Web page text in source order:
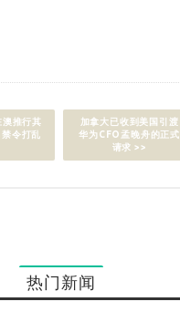
推行其
令打乱
加拿大已收到美国引渡
华为CFO孟晚舟的正式
请求 >>
热门新闻